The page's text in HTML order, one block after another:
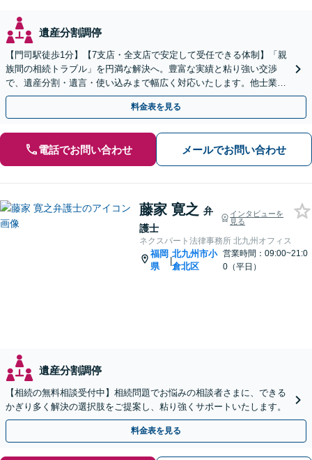
遺産分割調停
【門司駅徒歩1分】【7支店・全支店で安定して受任できる体制】「親
族間の相続トラブル」を円満な解決へ。豊富な実績と粘り強い交渉
で、遺産分割・遺言・使い込みまで幅広く対応いたします。他士業連
携のワンストップ体制
料金表を見る
電話でお問い合わせ メールでお問い合わせ
藤家 寛之 弁
護士
インタビューを
見る
ネクスパート法律事務所 北九州オフィス
福岡
県
|
北九州市小
倉北区
営業時間：09:00~21:0
0（平日）
遺産分割調停
【相続の無料相談受付中】相続問題でお悩みの相談者さまに、できる
かぎり多く解決の選択肢をご提案し、粘り強くサポートいたします。
料金表を見る